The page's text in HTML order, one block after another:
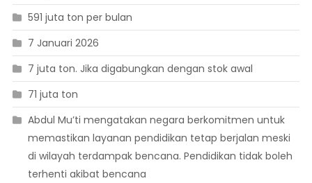
591 juta ton per bulan
7 Januari 2026
7 juta ton. Jika digabungkan dengan stok awal
71 juta ton
Abdul Mu’ti mengatakan negara berkomitmen untuk
memastikan layanan pendidikan tetap berjalan meski
di wilayah terdampak bencana. Pendidikan tidak boleh
terhenti akibat bencana